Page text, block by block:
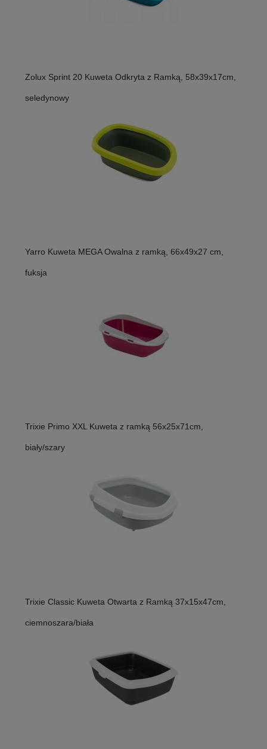
Zolux Sprint 20 Kuweta Odkryta z Ramką, 58x39x17cm,
seledynowy
Yarro Kuweta MEGA Owalna z ramką, 66x49x27 cm,
fuksja
Trixie Primo XXL Kuweta z ramką 56x25x71cm,
biały/szary
Trixie Classic Kuweta Otwarta z Ramką 37x15x47cm,
ciemnoszara/biała